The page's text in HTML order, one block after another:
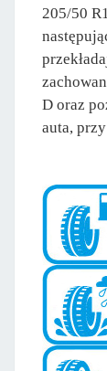
205/50
D oraz
auta,